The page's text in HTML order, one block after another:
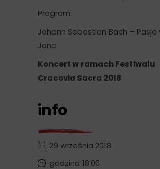
Program:
Johann Sebastian Bach – Pasja
Jana
Koncert w ramach Festiwalu
Cracovia Sacra 2018
info
29 września 2018
godzina 18:00